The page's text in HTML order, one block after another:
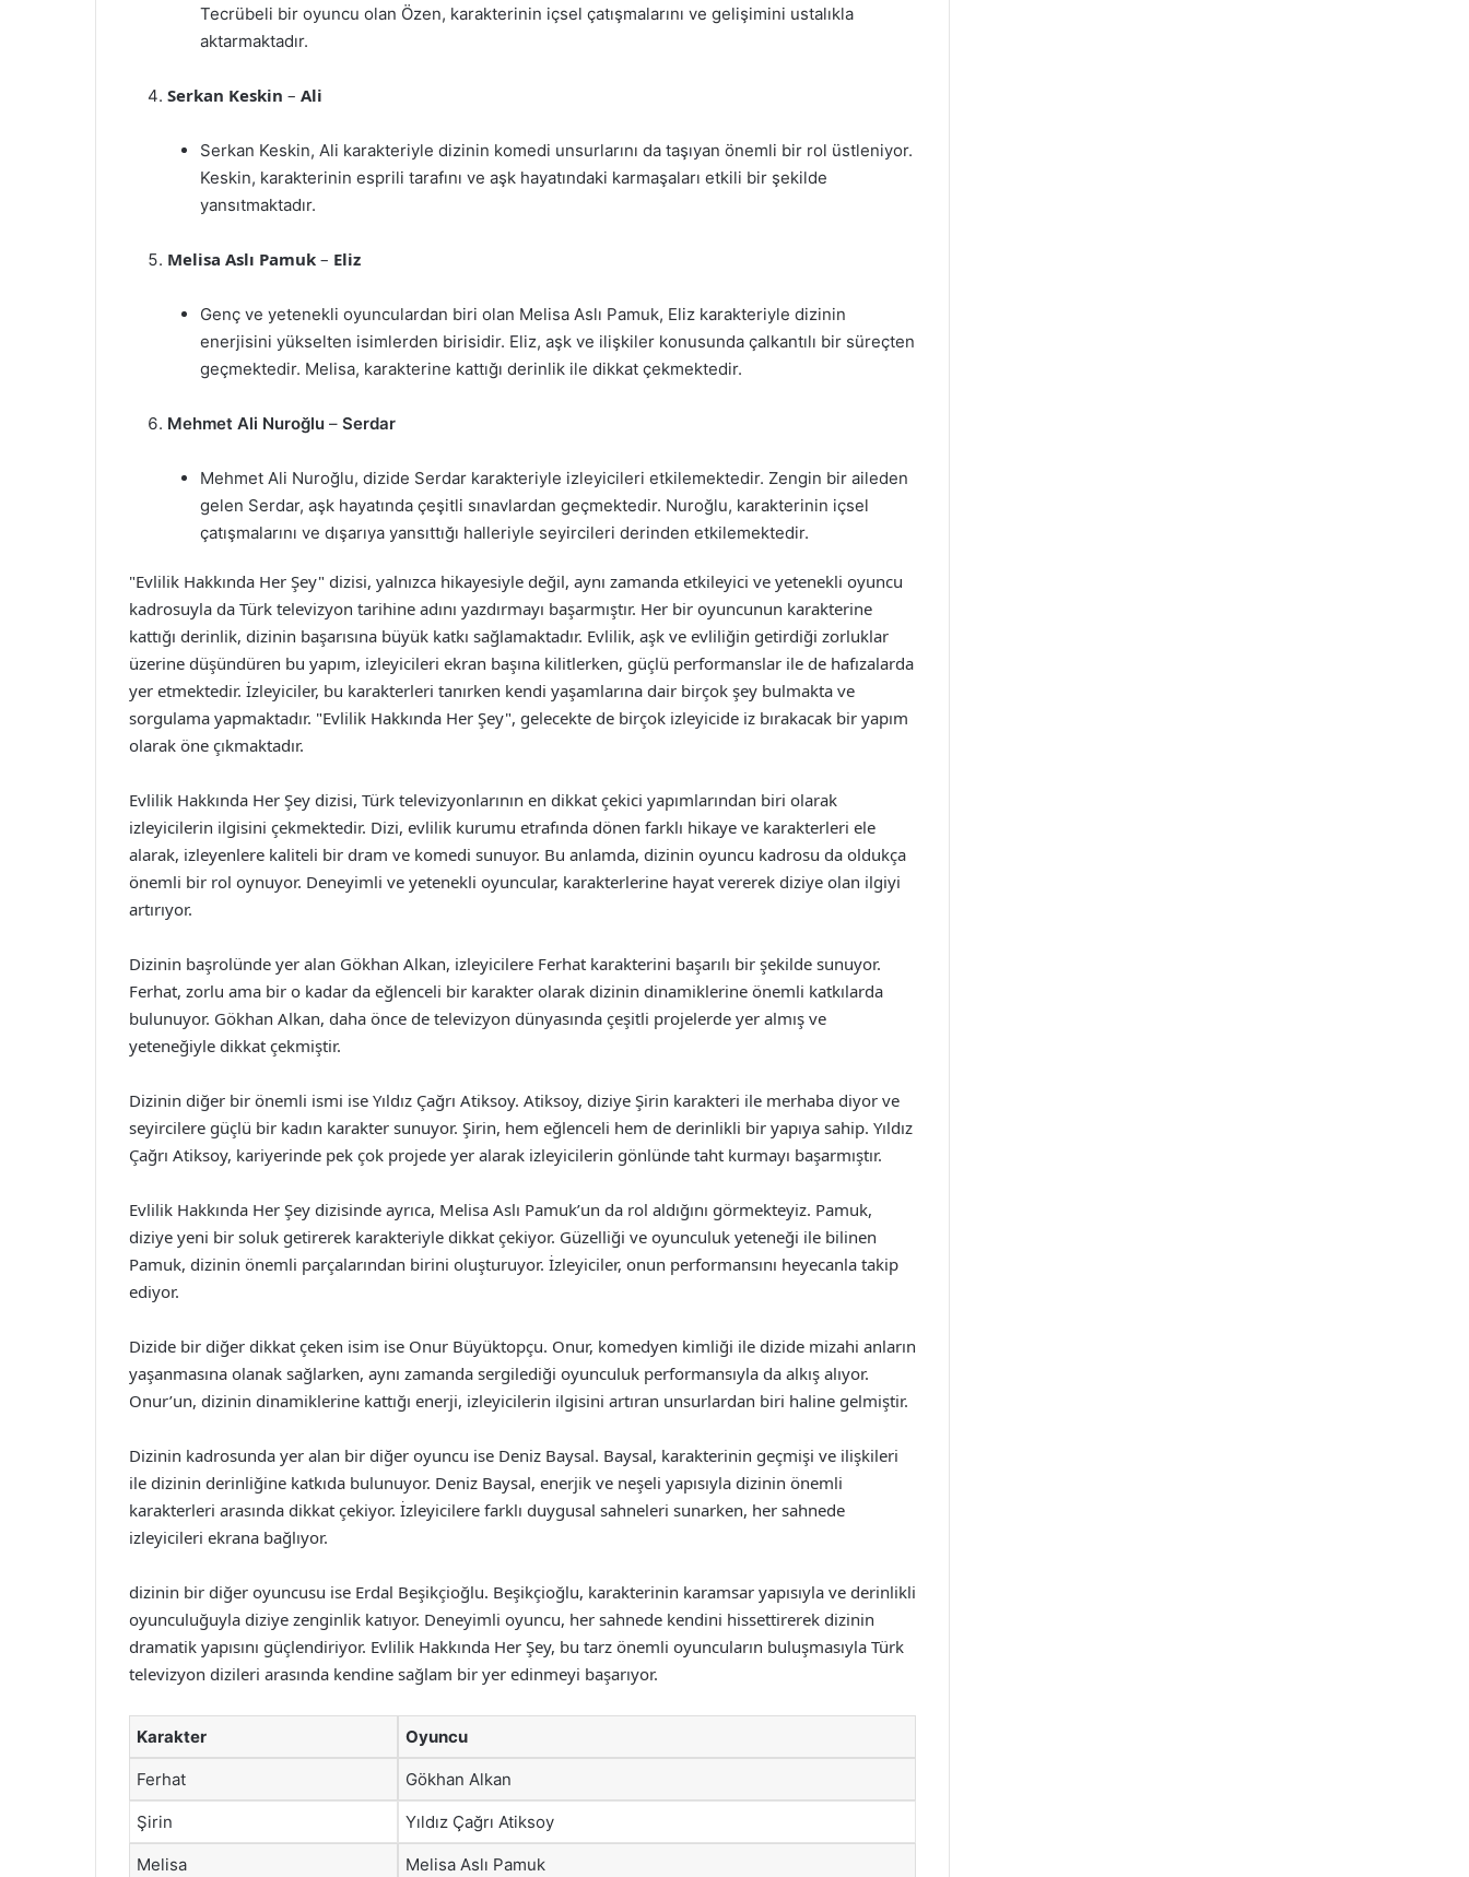
Tecrübeli bir oyuncu olan Özen, karakterinin içsel çatışmalarını ve gelişimini ustalıkla
aktarmaktadır.
Serkan Keskin – Ali
Serkan Keskin, Ali karakteriyle dizinin komedi unsurlarını da taşıyan önemli bir rol üstleniyor.
Keskin, karakterinin esprili tarafını ve aşk hayatındaki karmaşaları etkili bir şekilde
yansıtmaktadır.
Melisa Aslı Pamuk – Eliz
Genç ve yetenekli oyunculardan biri olan Melisa Aslı Pamuk, Eliz karakteriyle dizinin
enerjisini yükselten isimlerden birisidir. Eliz, aşk ve ilişkiler konusunda çalkantılı bir süreçten
geçmektedir. Melisa, karakterine kattığı derinlik ile dikkat çekmektedir.
Mehmet Ali Nuroğlu – Serdar
Mehmet Ali Nuroğlu, dizide Serdar karakteriyle izleyicileri etkilemektedir. Zengin bir aileden
gelen Serdar, aşk hayatında çeşitli sınavlardan geçmektedir. Nuroğlu, karakterinin içsel
çatışmalarını ve dışarıya yansıttığı halleriyle seyircileri derinden etkilemektedir.
"Evlilik Hakkında Her Şey" dizisi, yalnızca hikayesiyle değil, aynı zamanda etkileyici ve yetenekli oyuncu
kadrosuyla da Türk televizyon tarihine adını yazdırmayı başarmıştır. Her bir oyuncunun karakterine
kattığı derinlik, dizinin başarısına büyük katkı sağlamaktadır. Evlilik, aşk ve evliliğin getirdiği zorluklar
üzerine düşündüren bu yapım, izleyicileri ekran başına kilitlerken, güçlü performanslar ile de hafızalarda
yer etmektedir. İzleyiciler, bu karakterleri tanırken kendi yaşamlarına dair birçok şey bulmakta ve
sorgulama yapmaktadır. "Evlilik Hakkında Her Şey", gelecekte de birçok izleyicide iz bırakacak bir yapım
olarak öne çıkmaktadır.
Evlilik Hakkında Her Şey dizisi, Türk televizyonlarının en dikkat çekici yapımlarından biri olarak
izleyicilerin ilgisini çekmektedir. Dizi, evlilik kurumu etrafında dönen farklı hikaye ve karakterleri ele
alarak, izleyenlere kaliteli bir dram ve komedi sunuyor. Bu anlamda, dizinin oyuncu kadrosu da oldukça
önemli bir rol oynuyor. Deneyimli ve yetenekli oyuncular, karakterlerine hayat vererek diziye olan ilgiyi
artırıyor.
Dizinin başrolünde yer alan Gökhan Alkan, izleyicilere Ferhat karakterini başarılı bir şekilde sunuyor.
Ferhat, zorlu ama bir o kadar da eğlenceli bir karakter olarak dizinin dinamiklerine önemli katkılarda
bulunuyor. Gökhan Alkan, daha önce de televizyon dünyasında çeşitli projelerde yer almış ve
yeteneğiyle dikkat çekmiştir.
Dizinin diğer bir önemli ismi ise Yıldız Çağrı Atiksoy. Atiksoy, diziye Şirin karakteri ile merhaba diyor ve
seyircilere güçlü bir kadın karakter sunuyor. Şirin, hem eğlenceli hem de derinlikli bir yapıya sahip. Yıldız
Çağrı Atiksoy, kariyerinde pek çok projede yer alarak izleyicilerin gönlünde taht kurmayı başarmıştır.
Evlilik Hakkında Her Şey dizisinde ayrıca, Melisa Aslı Pamuk’un da rol aldığını görmekteyiz. Pamuk,
diziye yeni bir soluk getirerek karakteriyle dikkat çekiyor. Güzelliği ve oyunculuk yeteneği ile bilinen
Pamuk, dizinin önemli parçalarından birini oluşturuyor. İzleyiciler, onun performansını heyecanla takip
ediyor.
Dizide bir diğer dikkat çeken isim ise Onur Büyüktopçu. Onur, komedyen kimliği ile dizide mizahi anların
yaşanmasına olanak sağlarken, aynı zamanda sergilediği oyunculuk performansıyla da alkış alıyor.
Onur’un, dizinin dinamiklerine kattığı enerji, izleyicilerin ilgisini artıran unsurlardan biri haline gelmiştir.
Dizinin kadrosunda yer alan bir diğer oyuncu ise Deniz Baysal. Baysal, karakterinin geçmişi ve ilişkileri
ile dizinin derinliğine katkıda bulunuyor. Deniz Baysal, enerjik ve neşeli yapısıyla dizinin önemli
karakterleri arasında dikkat çekiyor. İzleyicilere farklı duygusal sahneleri sunarken, her sahnede
izleyicileri ekrana bağlıyor.
dizinin bir diğer oyuncusu ise Erdal Beşikçioğlu. Beşikçioğlu, karakterinin karamsar yapısıyla ve derinlikli
oyunculuğuyla diziye zenginlik katıyor. Deneyimli oyuncu, her sahnede kendini hissettirerek dizinin
dramatik yapısını güçlendiriyor. Evlilik Hakkında Her Şey, bu tarz önemli oyuncuların buluşmasıyla Türk
televizyon dizileri arasında kendine sağlam bir yer edinmeyi başarıyor.
Karakter Oyuncu
Ferhat Gökhan Alkan
Şirin Yıldız Çağrı Atiksoy
Melisa Melisa Aslı Pamuk